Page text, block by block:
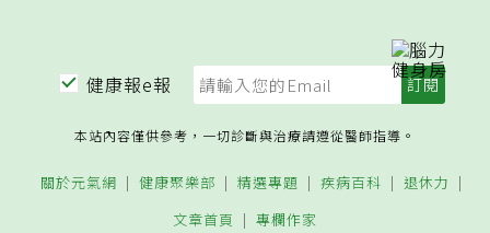
健康報e報
本站內容僅供參考，一切診斷與治療請遵從醫師指導。
關於元氣網 健康聚樂部 精選專題 疾病百科
退休力
文章首頁
專欄作家